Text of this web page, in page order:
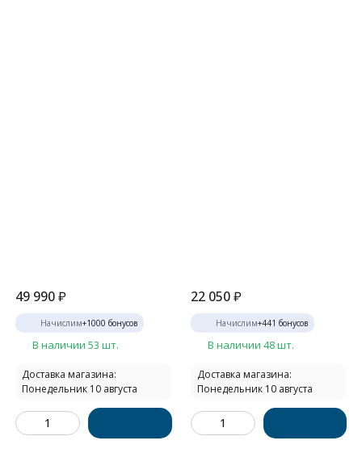
49 990₽
Начислим+1000 бонусов
В наличии 53 шт.
Доставка магазина:
Понедельник 10 августа
22 050 ₽
Начислим+441 бонусов
В наличии 48 шт.
Доставка магазина:
Понедельник 10 августа